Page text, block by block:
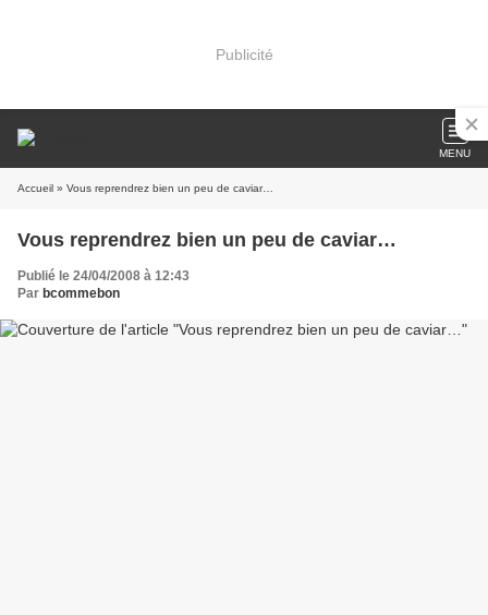
Publicité
MENU
Accueil » Vous reprendrez bien un peu de caviar…
Vous reprendrez bien un peu de caviar…
Publié le 24/04/2008 à 12:43
Par bcommebon